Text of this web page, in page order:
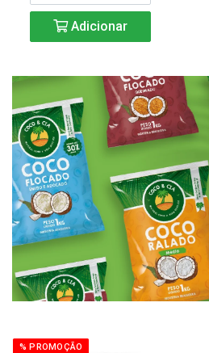
Adicionar
% PROMOÇÃO